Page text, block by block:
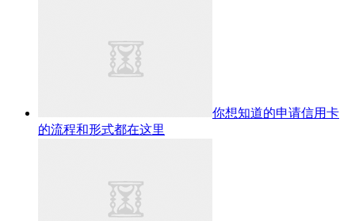
你想知道的申请信用卡
的流程和形式都在这里